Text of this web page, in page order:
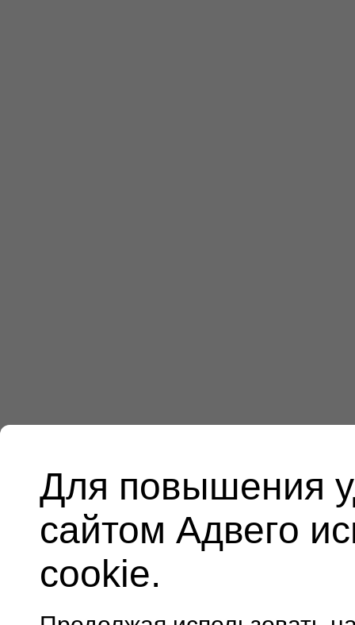
Для повышения
сайтом Адвего
cookie.